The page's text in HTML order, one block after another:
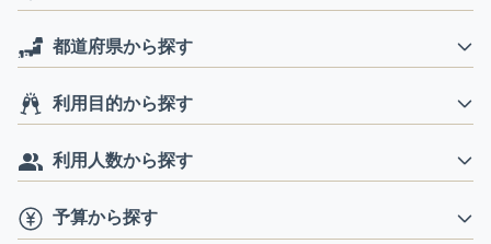
都道府県から探す
利用目的から探す
利用人数から探す
予算から探す